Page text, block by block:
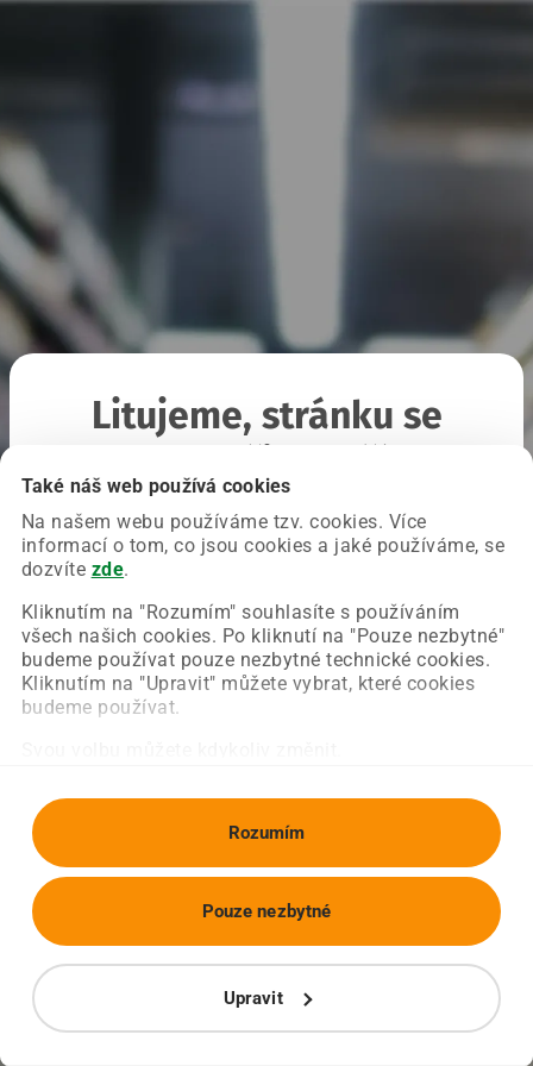
Také náš web používá cookies
Na našem webu používáme tzv. cookies. Více
informací o tom, co jsou cookies a jaké používáme, se
dozvíte zde.
Kliknutím na "Rozumím" souhlasíte s používáním
všech našich cookies. Po kliknutí na "Pouze nezbytné"
budeme používat pouze nezbytné technické cookies.
Kliknutím na "Upravit" můžete vybrat, které cookies
budeme používat.
Rozumím
Upravit
Pouze nezbytné
Litujeme, stránku se
Chyba nastala na naší straně a už ji opravujeme.
Zkuste prosím znovu načíst požadovanou stránku.
Obnovit stránku Úvodní strana